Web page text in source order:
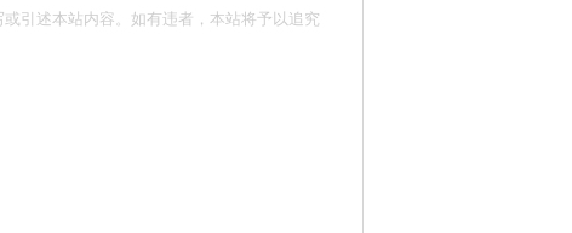
引述本站内容。如有违者，本站将予以追究